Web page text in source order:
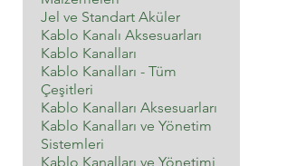
Jel ve Standart Aküler
Kablo Kanalı Aksesuarları
Kablo Kanalları
Kablo Kanalları - Tüm
Çeşitleri
Kablo Kanalları Aksesuarları
Kablo Kanalları ve Yönetim
Sistemleri
Kablo Kanalları ve Yönetimi